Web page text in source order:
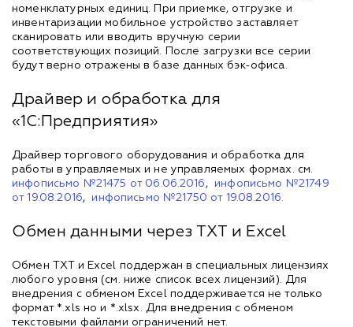
номенклатурных единиц. При приемке, отгрузке и
инвентаризации мобильное устройство заставляет
сканировать или вводить вручную серии
соответствующих позиций. После загрузки все серии
будут верно отражены в базе данных бэк-офиса.
Драйвер и обработка для
«1С:Предприятия»
Драйвер торгового оборудования и обработка для
работы в управляемых и не управляемых формах. см.
инфописьмо №21475 от 06.06.2016 , инфописьмо №21749
от 19.08.2016, инфописьмо №21750 от 19.08.2016.
Обмен данными через TXT и Excel
Обмен TXT и Excel поддержан в специальных лицензиях
любого уровня (см. ниже список всех лицензий). Для
внедрения с обменом Excel поддерживается не только
формат *.xls но и *.xlsx. Для внедрения с обменом
текстовыми файлами ограничений нет.